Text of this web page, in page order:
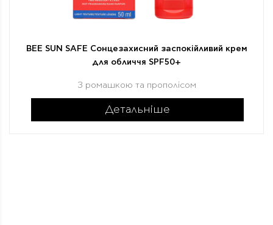
BEE SUN SAFE Сонцезахисний заспокійливий крем
для обличчя SPF50+
З ромашкою та прополісом
Детальніше